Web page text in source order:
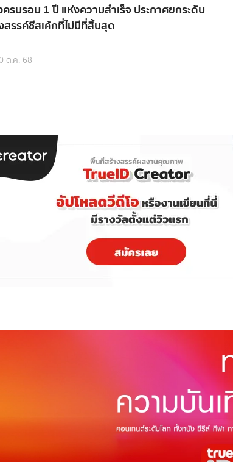
รบรอบ 1 ปี แห่งความสำเร็จ ประกาศยกระดับ
รรค์ชีสเค้กที่ไม่มีที่สิ้นสุด
ต.ค. 68